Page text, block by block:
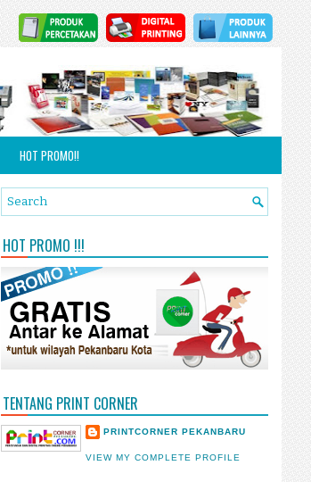
HOT PROMO!!
HOT PROMO !!!
TENTANG PRINT CORNER
PRINTCORNER PEKANBARU
VIEW MY COMPLETE PROFILE